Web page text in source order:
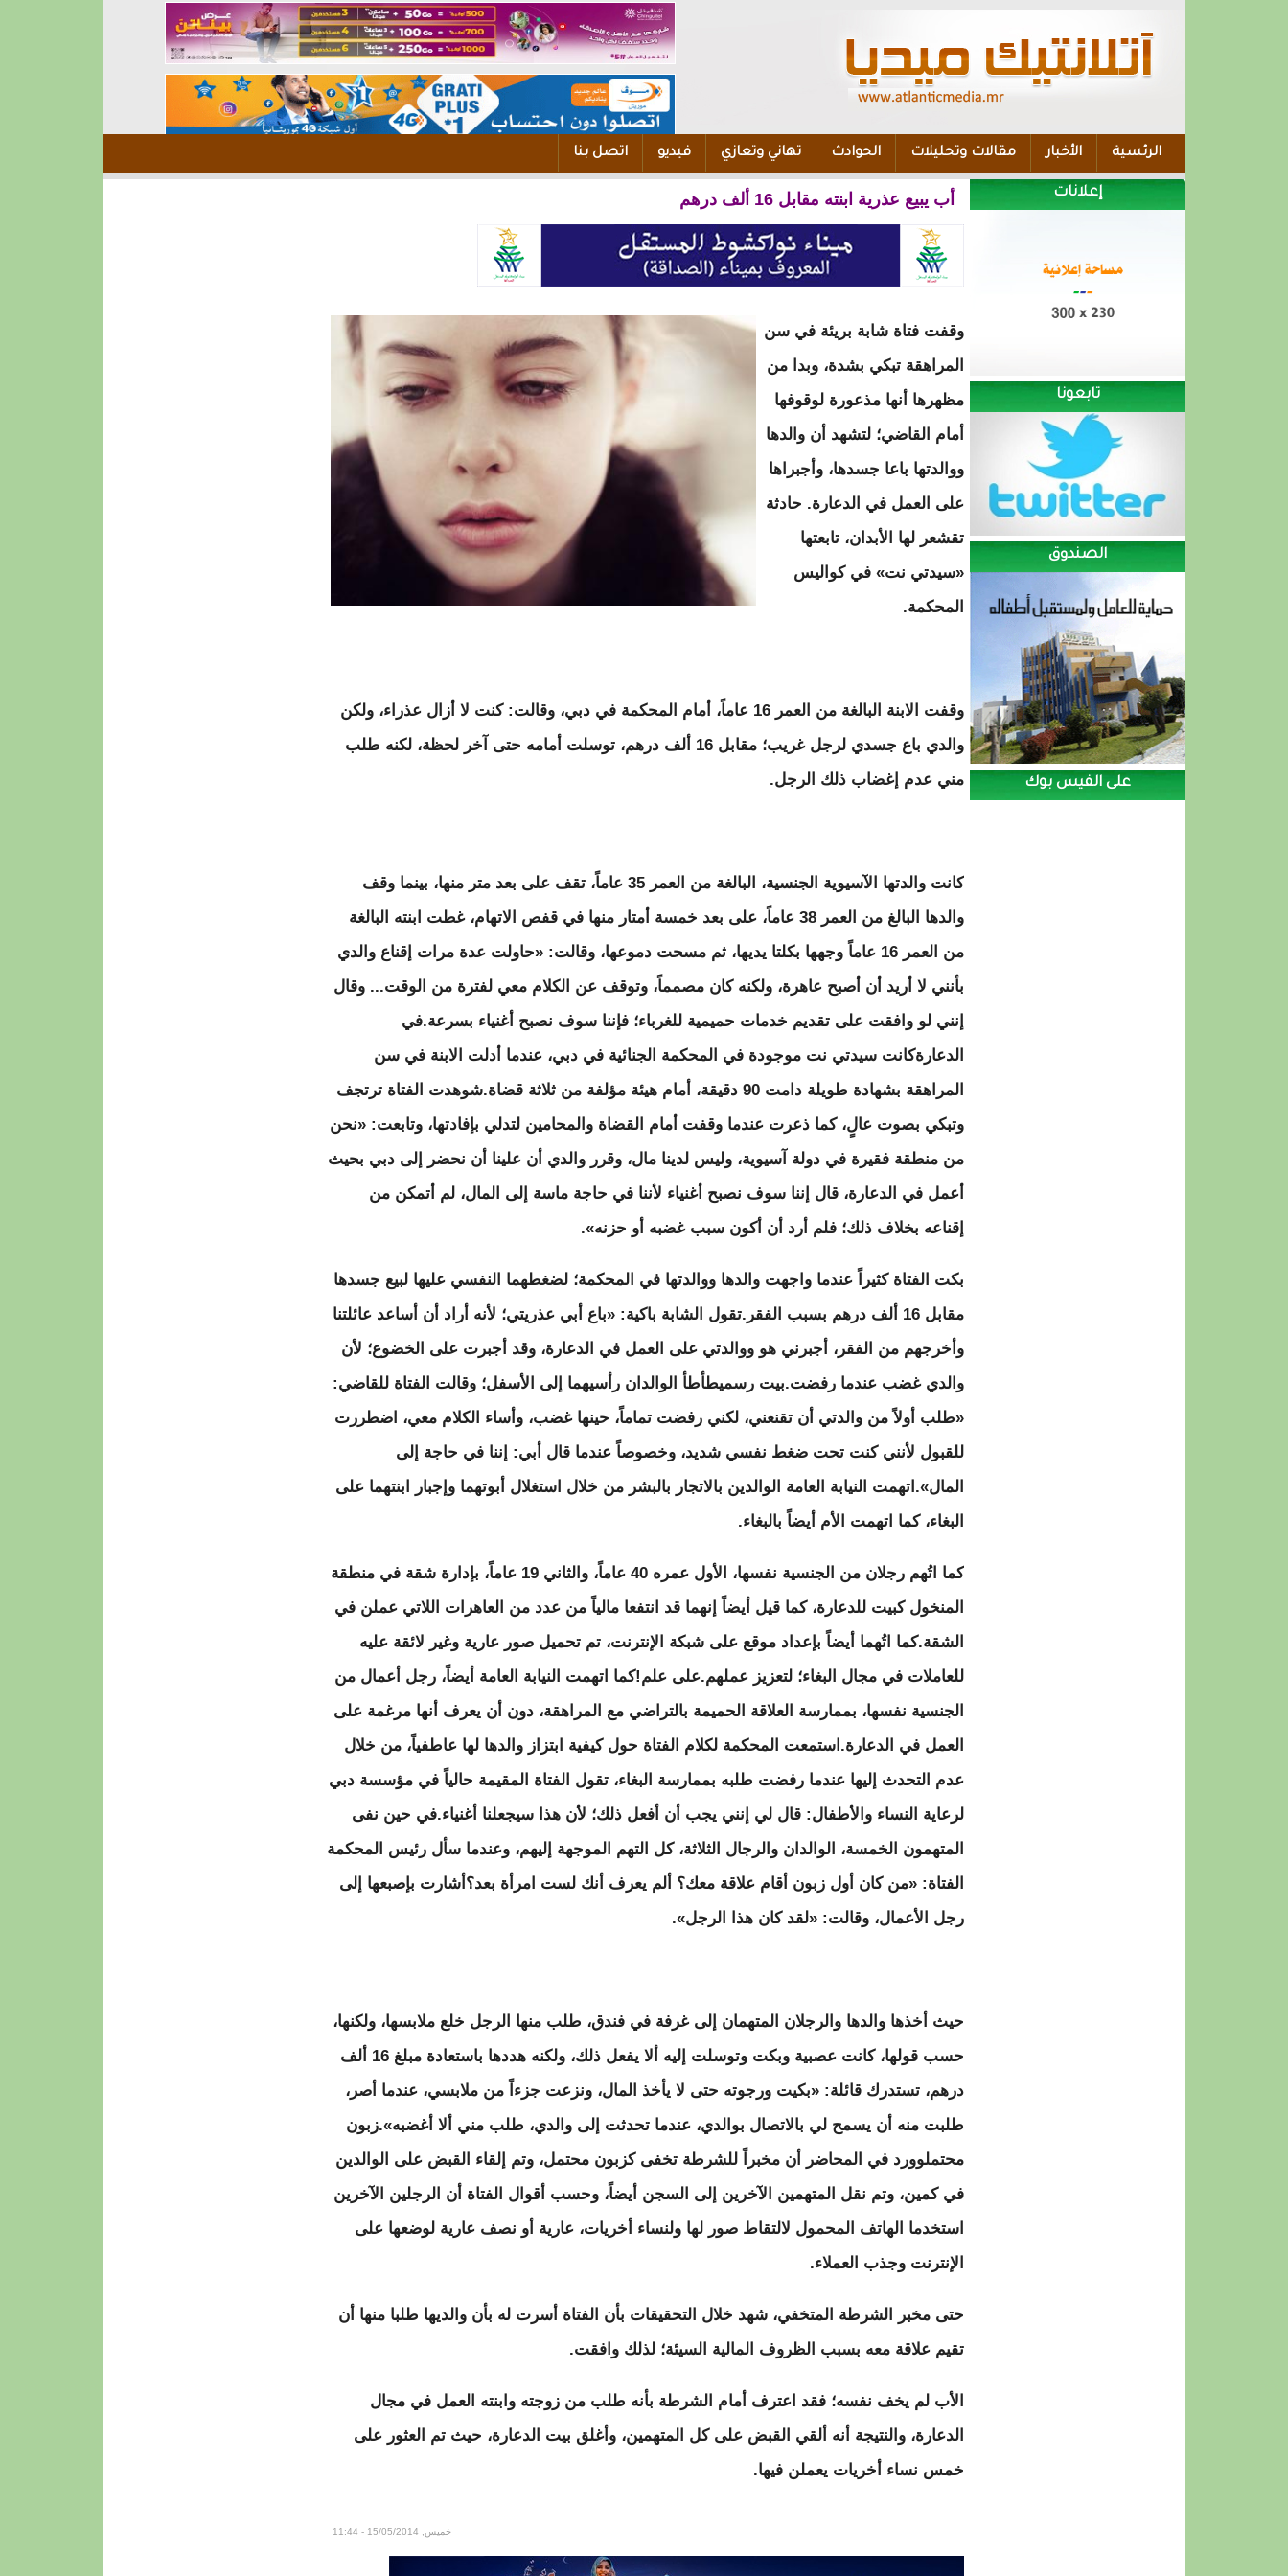
الرئسية الأخبار مقالات وتحليلات الحوادث تهاني وتعازي فيديو اتصل بنا
إعلانات
تابعونا
الصندوق
على الفيس بوك
أب يبيع عذرية ابنته مقابل 16 ألف درهم
وقفت فتاة شابة بريئة في سن
المراهقة تبكي بشدة، وبدا من
مظهرها أنها مذعورة لوقوفها
أمام القاضي؛ لتشهد أن والدها
ووالدتها باعا جسدها، وأجبراها
على العمل في الدعارة. حادثة
تقشعر لها الأبدان، تابعتها
«سيدتي نت» في كواليس
المحكمة.
وقفت الابنة البالغة من العمر 16 عاماً، أمام المحكمة في دبي، وقالت: كنت لا أزال عذراء، ولكن
والدي باع جسدي لرجل غريب؛ مقابل 16 ألف درهم، توسلت أمامه حتى آخر لحظة، لكنه طلب
مني عدم إغضاب ذلك الرجل.
كانت والدتها الآسيوية الجنسية، البالغة من العمر 35 عاماً، تقف على بعد متر منها، بينما وقف
والدها البالغ من العمر 38 عاماً، على بعد خمسة أمتار منها في قفص الاتهام، غطت ابنته البالغة
من العمر 16 عاماً وجهها بكلتا يديها، ثم مسحت دموعها، وقالت: «حاولت عدة مرات إقناع والدي
بأنني لا أريد أن أصبح عاهرة، ولكنه كان مصمماً، وتوقف عن الكلام معي لفترة من الوقت... وقال
إنني لو وافقت على تقديم خدمات حميمية للغرباء؛ فإننا سوف نصبح أغنياء بسرعة.في
الدعارةكانت سيدتي نت موجودة في المحكمة الجنائية في دبي، عندما أدلت الابنة في سن
المراهقة بشهادة طويلة دامت 90 دقيقة، أمام هيئة مؤلفة من ثلاثة قضاة.شوهدت الفتاة ترتجف
وتبكي بصوت عالٍ، كما ذعرت عندما وقفت أمام القضاة والمحامين لتدلي بإفادتها، وتابعت: «نحن
من منطقة فقيرة في دولة آسيوية، وليس لدينا مال، وقرر والدي أن علينا أن نحضر إلى دبي بحيث
أعمل في الدعارة، قال إننا سوف نصبح أغنياء لأننا في حاجة ماسة إلى المال، لم أتمكن من
إقناعه بخلاف ذلك؛ فلم أرد أن أكون سبب غضبه أو حزنه».
بكت الفتاة كثيراً عندما واجهت والدها ووالدتها في المحكمة؛ لضغطهما النفسي عليها لبيع جسدها
مقابل 16 ألف درهم بسبب الفقر.تقول الشابة باكية: «باع أبي عذريتي؛ لأنه أراد أن أساعد عائلتنا
وأخرجهم من الفقر، أجبرني هو ووالدتي على العمل في الدعارة، وقد أجبرت على الخضوع؛ لأن
والدي غضب عندما رفضت.بيت رسميطأطأ الوالدان رأسيهما إلى الأسفل؛ وقالت الفتاة للقاضي:
«طلب أولاً من والدتي أن تقنعني، لكني رفضت تماماً، حينها غضب، وأساء الكلام معي، اضطررت
للقبول لأنني كنت تحت ضغط نفسي شديد، وخصوصاً عندما قال أبي: إننا في حاجة إلى
المال».اتهمت النيابة العامة الوالدين بالاتجار بالبشر من خلال استغلال أبوتهما وإجبار ابنتهما على
البغاء، كما اتهمت الأم أيضاً بالبغاء.
كما اتُهم رجلان من الجنسية نفسها، الأول عمره 40 عاماً، والثاني 19 عاماً، بإدارة شقة في منطقة
المنخول كبيت للدعارة، كما قيل أيضاً إنهما قد انتفعا مالياً من عدد من العاهرات اللاتي عملن في
الشقة.كما اتُهما أيضاً بإعداد موقع على شبكة الإنترنت، تم تحميل صور عارية وغير لائقة عليه
للعاملات في مجال البغاء؛ لتعزيز عملهم.على علم!كما اتهمت النيابة العامة أيضاً، رجل أعمال من
الجنسية نفسها، بممارسة العلاقة الحميمة بالتراضي مع المراهقة، دون أن يعرف أنها مرغمة على
العمل في الدعارة.استمعت المحكمة لكلام الفتاة حول كيفية ابتزاز والدها لها عاطفياً، من خلال
عدم التحدث إليها عندما رفضت طلبه بممارسة البغاء، تقول الفتاة المقيمة حالياً في مؤسسة دبي
لرعاية النساء والأطفال: قال لي إنني يجب أن أفعل ذلك؛ لأن هذا سيجعلنا أغنياء.في حين نفى
المتهمون الخمسة، الوالدان والرجال الثلاثة، كل التهم الموجهة إليهم، وعندما سأل رئيس المحكمة
الفتاة: «من كان أول زبون أقام علاقة معك؟ ألم يعرف أنك لست امرأة بعد؟أشارت بإصبعها إلى
رجل الأعمال، وقالت: «لقد كان هذا الرجل».
حيث أخذها والدها والرجلان المتهمان إلى غرفة في فندق، طلب منها الرجل خلع ملابسها، ولكنها،
حسب قولها، كانت عصبية وبكت وتوسلت إليه ألا يفعل ذلك، ولكنه هددها باستعادة مبلغ 16 ألف
درهم، تستدرك قائلة: «بكيت ورجوته حتى لا يأخذ المال، ونزعت جزءاً من ملابسي، عندما أصر،
طلبت منه أن يسمح لي بالاتصال بوالدي، عندما تحدثت إلى والدي، طلب مني ألا أغضبه».زبون
محتملوورد في المحاضر أن مخبراً للشرطة تخفى كزبون محتمل، وتم إلقاء القبض على الوالدين
في كمين، وتم نقل المتهمين الآخرين إلى السجن أيضاً، وحسب أقوال الفتاة أن الرجلين الآخرين
استخدما الهاتف المحمول لالتقاط صور لها ولنساء أخريات، عارية أو نصف عارية لوضعها على
الإنترنت وجذب العملاء.
حتى مخبر الشرطة المتخفي، شهد خلال التحقيقات بأن الفتاة أسرت له بأن والديها طلبا منها أن
تقيم علاقة معه بسبب الظروف المالية السيئة؛ لذلك وافقت.
الأب لم يخف نفسه؛ فقد اعترف أمام الشرطة بأنه طلب من زوجته وابنته العمل في مجال
الدعارة، والنتيجة أنه ألقي القبض على كل المتهمين، وأغلق بيت الدعارة، حيث تم العثور على
خمس نساء أخريات يعملن فيها.
خميس, 15/05/2014 - 11:44